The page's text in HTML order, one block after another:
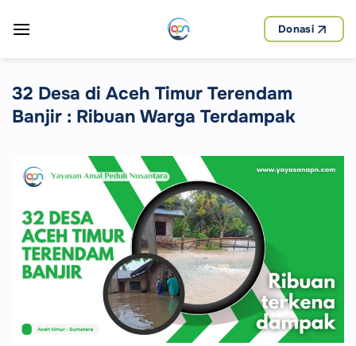
Donasi
32 Desa di Aceh Timur Terendam
Banjir : Ribuan Warga Terdampak